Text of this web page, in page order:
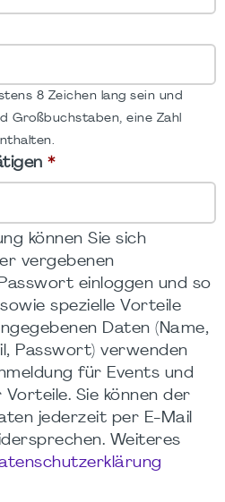
8 Zeichen lang sein und
Großbuchstaben, eine Zahl
*
können Sie sich
vergebenen
einloggen und so
spezielle Vorteile
Daten (Name,
Passwort) verwenden
für Events und
Sie können der
jederzeit per E-Mail
Weiteres